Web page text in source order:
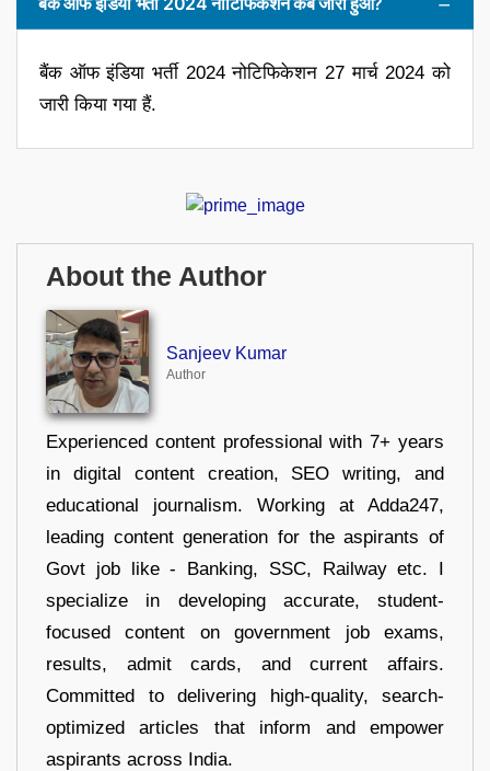
बैंक ऑफ इंडिया भर्ती 2024 नोटिफिकेशन 27 मार्च 2024 को
जारी किया गया हैं.
About the Author
Sanjeev Kumar
Author
Experienced content professional with 7+ years
in digital content creation, SEO writing, and
educational journalism. Working at Adda247,
leading content generation for the aspirants of
Govt job like - Banking, SSC, Railway etc. I
specialize in developing accurate, student-
focused content on government job exams,
results, admit cards, and current affairs.
Committed to delivering high-quality, search-
optimized articles that inform and empower
aspirants across India.